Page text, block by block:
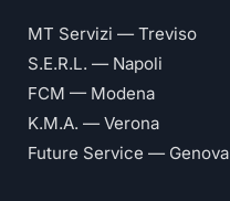
MT Servizi — Treviso
S.E.R.L. — Napoli
FCM — Modena
K.M.A. — Verona
Future Service — Genova